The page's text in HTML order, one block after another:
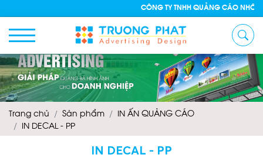
CÔNG TY TNHH QUẢNG CÁO NHÔM KÍNH
Trang chủ Sản phẩm
IN ẤN QUẢNG CÁO
IN DECAL - PP
IN DECAL - PP